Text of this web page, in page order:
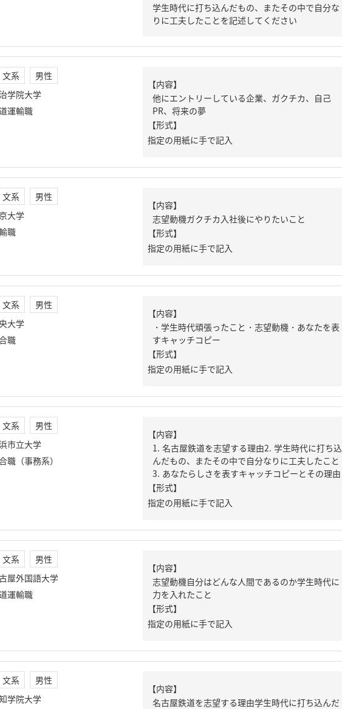
学生時代に打ち込んだもの、またその中で自分な
りに工夫したことを記述してください
文系
男性
学院大学
運輸職
【内容】
他にエントリーしている企業、ガクチカ、自己
PR、将来の夢
【形式】
指定の用紙に手で記入
文系
男性
大学
職
【内容】
志望動機ガクチカ入社後にやりたいこと
【形式】
指定の用紙に手で記入
文系
男性
大学
職
【内容】
・学生時代頑張ったこと・志望動機・あなたを表
すキャッチコピー
【形式】
指定の用紙に手で記入
文系
男性
市立大学
職（事務系）
【内容】
1. 名古屋鉄道を志望する理由2. 学生時代に打ち込
んだもの、またその中で自分なりに工夫したこと
3. あなたらしさを表すキャッチコピーとその理由
【形式】
指定の用紙に手で記入
文系
男性
屋外国語大学
運輸職
【内容】
志望動機自分はどんな人間であるのか学生時代に
力を入れたこと
【形式】
指定の用紙に手で記入
文系
男性
学院大学
【内容】
名古屋鉄道を志望する理由学生時代に打ち込んだ